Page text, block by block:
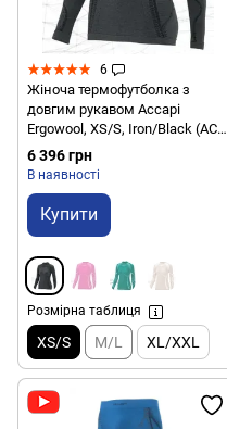
6
Жіноча термофутболка з
довгим рукавом Accapi
Ergowool, XS/S, Iron/Black (ACC
WА711.6799-XSS)
6 396 грн
В наявності
Купити
Розмірна таблиця
XS/S M/L XL/XXL